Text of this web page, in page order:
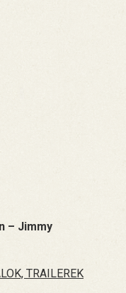
– Jimmy
TRAILEREK